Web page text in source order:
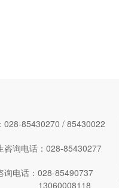
028-85430270 / 85430022
咨询电话：028-85430277
询电话：028-85490737
13060008118